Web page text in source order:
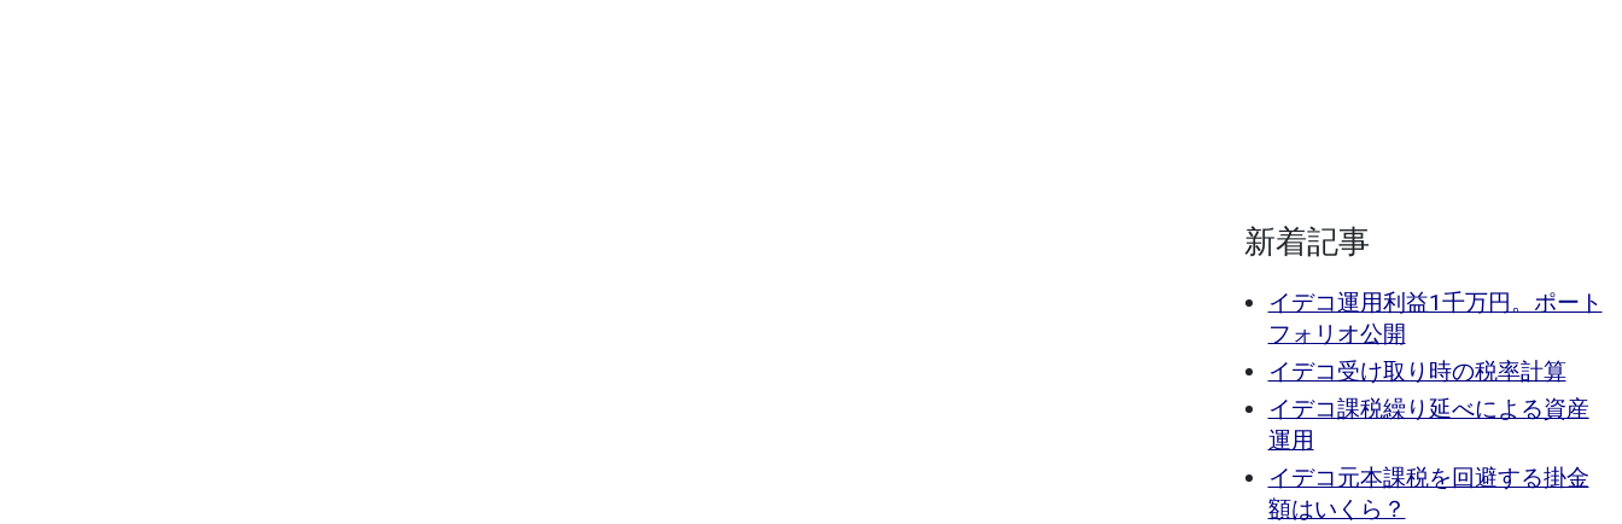
新着記事
イデコ運用利益1千万円。ポート
フォリオ公開
イデコ受け取り時の税率計算
イデコ課税繰り延べによる資産
運用
イデコ元本課税を回避する掛金
額はいくら？